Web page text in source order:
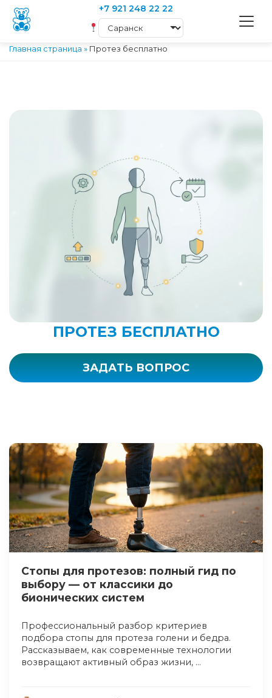
+7 921 248 22 22
Главная страница » Протез бесплатно
ПРОТЕЗ БЕСПЛАТНО
ЗАДАТЬ ВОПРОС
Стопы для протезов: полный гид по
выбору — от классики до
бионических систем
Профессиональный разбор критериев
подбора стопы для протеза голени и бедра.
Рассказываем, как современные технологии
возвращают активный образ жизни, ...